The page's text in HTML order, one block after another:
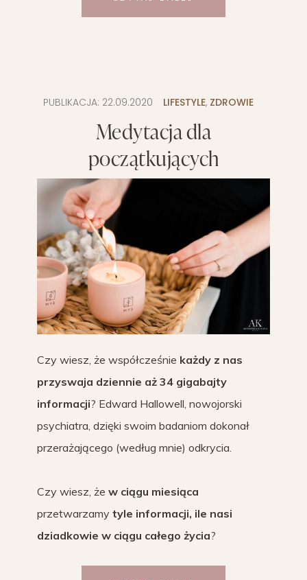
PUBLIKACJA: 22.09.2020 LIFESTYLE, ZDROWIE
Medytacja dla
początkujących
Czy wiesz, że współcześnie każdy z nas
przyswaja dziennie aż 34 gigabajty
informacji? Edward Hallowell, nowojorski
psychiatra, dzięki swoim badaniom dokonał
przerażającego (według mnie) odkrycia.
Czy wiesz, że w ciągu miesiąca
przetwarzamy tyle informacji, ile nasi
dziadkowie w ciągu całego życia?